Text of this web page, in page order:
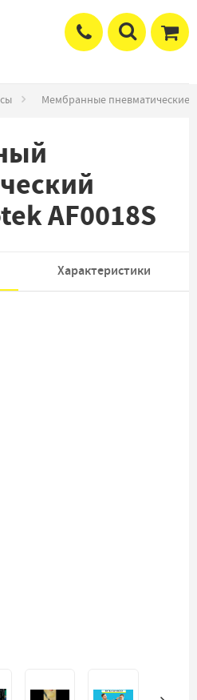
Мембранные пневматические
AF0018S
Характеристики